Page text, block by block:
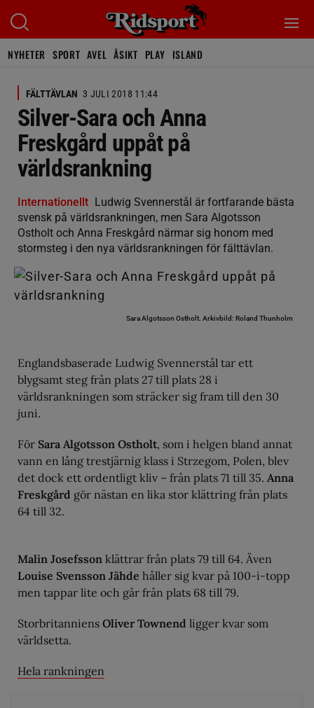
NYHETER SPORT AVEL ÅSIKT PLAY ISLAND
FÄLTTÄVLAN 3 JULI 2018 11:44
Silver-Sara och Anna
Freskgård uppåt på
världsrankning
Internationellt Ludwig Svennerstål är fortfarande bästa
svensk på världsrankningen, men Sara Algotsson
Ostholt och Anna Freskgård närmar sig honom med
stormsteg i den nya världsrankningen för fälttävlan.
Sara Algotsson Ostholt. Arkivbild: Roland Thunholm
Englandsbaserade Ludwig Svennerstål tar ett
blygsamt steg från plats 27 till plats 28 i
världsrankningen som sträcker sig fram till den 30
juni.
För Sara Algotsson Ostholt, som i helgen bland annat
vann en lång trestjärnig klass i Strzegom, Polen, blev
det dock ett ordentligt kliv – från plats 71 till 35. Anna
Freskgård gör nästan en lika stor klättring från plats
64 till 32.
Malin Josefsson klättrar från plats 79 till 64. Även
Louise Svensson Jähde håller sig kvar på 100-i-topp
men tappar lite och går från plats 68 till 79.
Storbritanniens Oliver Townend ligger kvar som
världsetta.
Hela rankningen